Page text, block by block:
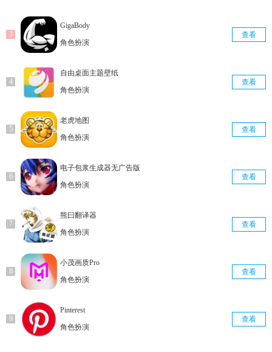
GigaBody
角色扮演
查看
自由桌面主题壁纸
角色扮演
查看
老虎地图
角色扮演
查看
电子包浆生成器无广告版
角色扮演
查看
熊曰翻译器
角色扮演
查看
小茂画质Pro
角色扮演
查看
Pinterest
角色扮演
查看